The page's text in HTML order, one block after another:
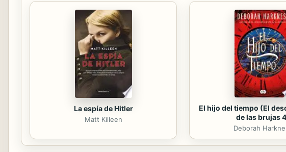
La espía de Hitler
Matt Killeen
El hijo del tiempo (El
de las brujas
Deborah